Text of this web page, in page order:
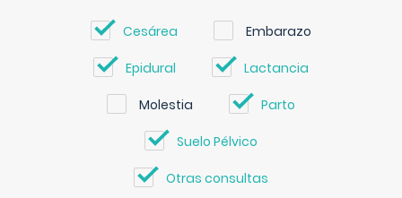
Cesárea Embarazo
Epidural Lactancia
Molestia Parto
Suelo Pélvico
Otras consultas